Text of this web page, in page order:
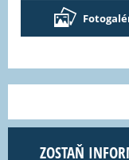
ZOSTAŇ